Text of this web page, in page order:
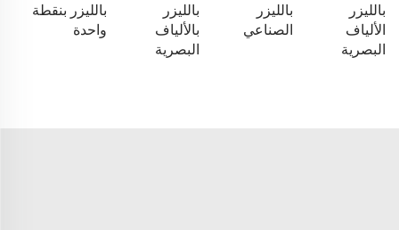
بالليزر
الألياف
البصرية
بالليزر
الصناعي
بالليزر
بالألياف
البصرية
بالليزر بنقطة
واحدة